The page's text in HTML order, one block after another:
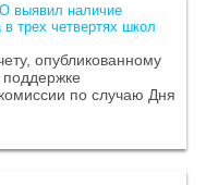
выявил наличие
трех четвертях школ
опубликованному
по случаю Дня